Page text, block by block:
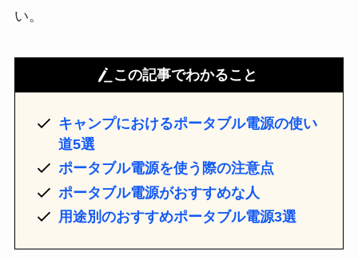
い。
この記事でわかること
キャンプにおけるポータブル電源の使い
道5選
ポータブル電源を使う際の注意点
ポータブル電源がおすすめな人
用途別のおすすめポータブル電源3選